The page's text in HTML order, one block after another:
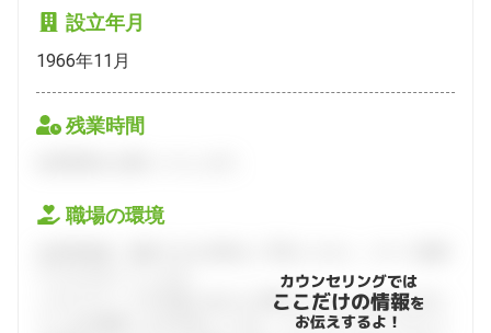
設立年月
1966年11月
残業時間
職場の環境
ハタラクティブが企業とあなたの間に立って、あなたに向い
ている仕事探しをお手伝いします。キャリアアドバイザーと
カウンセリングでは
ここだけの情報を
お伝えするよ！